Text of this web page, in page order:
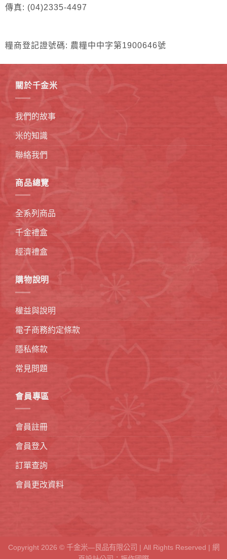
傳真: (04)2335-4497
糧商登記證號碼: 農糧中中字第1900646號
關於千金米
我們的故事
米的知識
聯絡我們
商品總覽
全系列商品
千金禮盒
經濟禮盒
購物說明
權益與說明
電子商務約定條款
隱私條款
常見問題
會員專區
會員註冊
會員登入
訂單查詢
會員更改資料
Copyright 2026 © 千金米—艮品有限公司 | All Rights Reserved | 網